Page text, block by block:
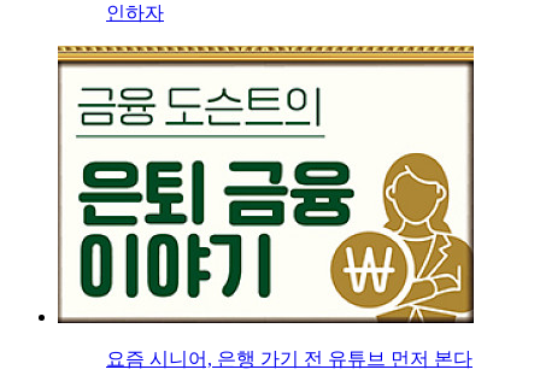
인하자
요즘 시니어, 은행 가기 전 유튜브 먼저 본다